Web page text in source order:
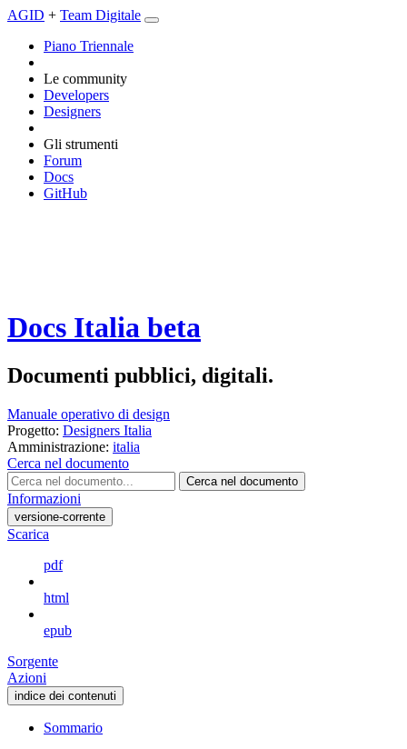
AGID + Team Digitale
Piano Triennale
Le community
Developers
Designers
Gli strumenti
Forum
Docs
GitHub
Docs Italia beta
Documenti pubblici, digitali.
Manuale operativo di design
Progetto: Designers Italia
Amministrazione: italia
Cerca nel documento
Cerca nel documento
Informazioni
versione-corrente
Scarica
pdf
html
epub
Sorgente
Azioni
indice dei contenuti
Sommario